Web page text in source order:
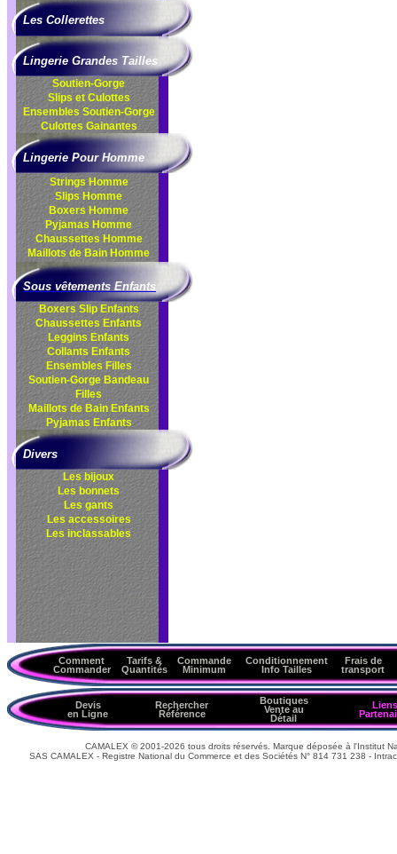
Les Collerettes
Lingerie Grandes Tailles
Soutien-Gorge
Slips et Culottes
EnsemblesSoutien-Gorge
CulottesGainantes
Lingerie Pour Homme
Strings Homme
Slips Homme
Boxers Homme
Pyjamas Homme
Chaussettes Homme
Maillots de Bain Homme
Sous vêtements Enfants
Boxers Slip Enfants
Chaussettes Enfants
Leggins Enfants
Collants Enfants
Ensembles Filles
Soutien-Gorge Bandeau
Filles
Maillots de Bain Enfants
Pyjamas Enfants
Divers
Les bijoux
Les bonnets
Les gants
Les accessoires
Les inclassables
Comment
Commander
Tarifs &
Quantités
Commande
Minimum
Conditionnement
Info Tailles
Frais de
transport
Devis
en Ligne
Rechercher
Référence
Boutiques
Vente au
Détail
Liens
CAMALEX © 2001-2026 tous droits réservés. Marque déposée à l'Institut
SAS CAMALEX - Registre National du Commerce et des Sociétés N° 814 731 238 -